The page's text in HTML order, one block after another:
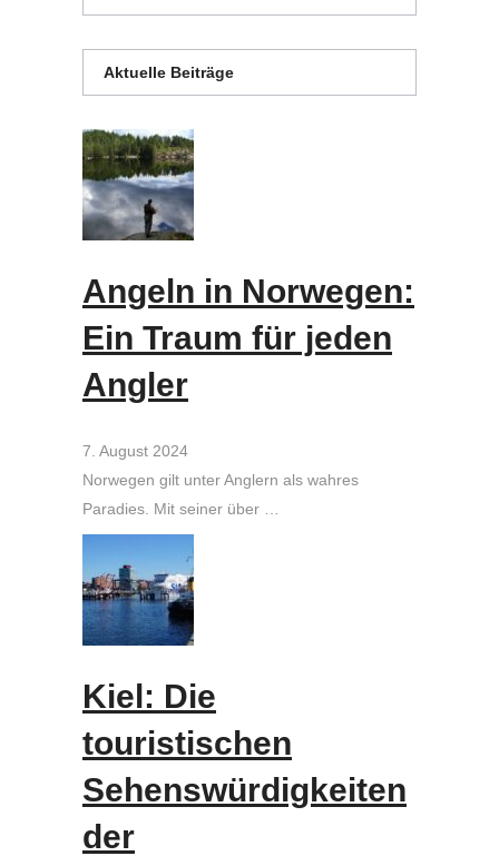
Aktuelle Beiträge
Angeln in Norwegen:
Ein Traum für jeden
Angler
7. August 2024
Norwegen gilt unter Anglern als wahres
Paradies. Mit seiner über …
Kiel: Die
touristischen
Sehenswürdigkeiten
der